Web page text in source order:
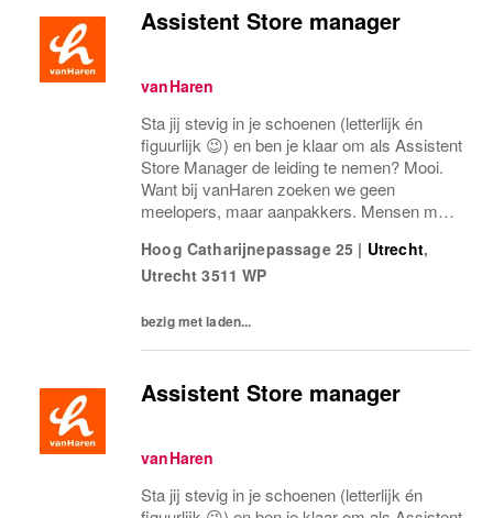
Assistent Store manager
vanHaren
Sta jij stevig in je schoenen (letterlijk én
figuurlijk 😉) en ben je klaar om als Assistent
Store Manager de leiding te nemen? Mooi.
Want bij vanHaren zoeken we geen
meelopers, maar aanpakkers. Mensen met
retailgevoel.Als Assistent Store Manager
ben jij de...
Hoog Catharijnepassage 25 | Utrecht,
Utrecht 3511 WP
bezig met laden...
Assistent Store manager
vanHaren
Sta jij stevig in je schoenen (letterlijk én